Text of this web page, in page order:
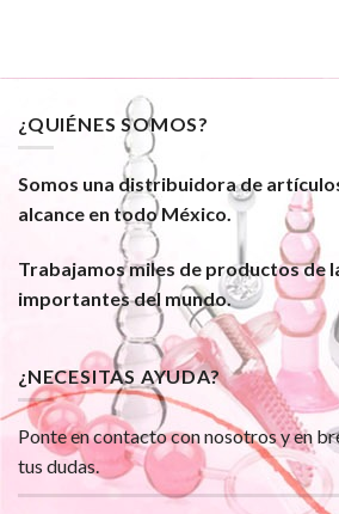
¿QUIÉNES SOMOS?
Somos una distribuidora de
alcance en todo México.
Trabajamos miles de productos de
importantes del mundo.
¿NECESITAS AYUDA?
Ponte en contacto con nosotros y en
tus dudas.